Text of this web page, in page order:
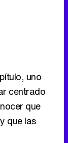
uno
centrado
que
y que las